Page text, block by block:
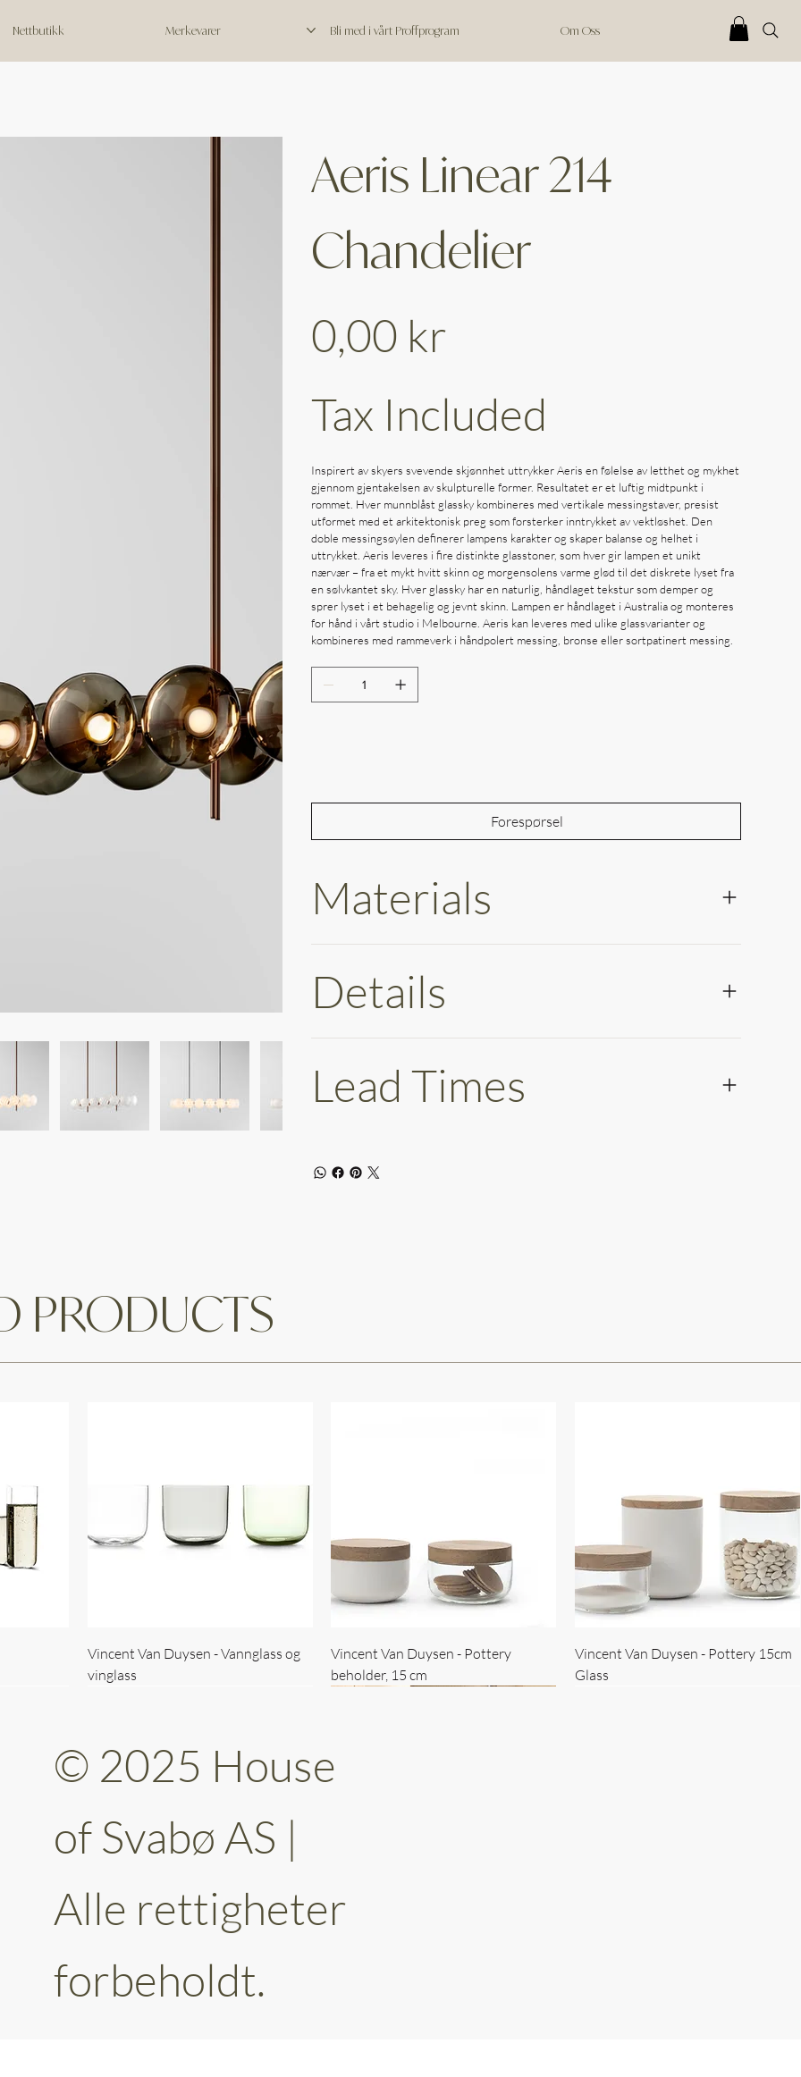
Nettbutikk Merkevarer Bli med i vårt Proffprogram Om Oss
Vincent Van Duysen - Vannglass og
vinglass
Vincent Van Duysen - Pottery
beholder, 15 cm
Vincent Van Duysen - Pottery 15cm
Glass
Vincent Van Duysen - kaffekopp sett
Vincent Van Duysen - Baderomsett
PRODUCTS
Aeris Linear 214
Chandelier
0,00 kr
Tax Included
Inspirert av skyers svevende skjønnhet uttrykker Aeris en følelse av letthet og mykhet
gjennom gjentakelsen av skulpturelle former. Resultatet er et luftig midtpunkt i
rommet. Hver munnblåst glassky kombineres med vertikale messingstaver, presist
utformet med et arkitektonisk preg som forsterker inntrykket av vektløshet. Den
doble messingsøylen definerer lampens karakter og skaper balanse og helhet i
uttrykket. Aeris leveres i fire distinkte glasstoner, som hver gir lampen et unikt
nærvær – fra et mykt hvitt skinn og morgensolens varme glød til det diskrete lyset fra
en sølvkantet sky. Hver glassky har en naturlig, håndlaget tekstur som demper og
sprer lyset i et behagelig og jevnt skinn. Lampen er håndlaget i Australia og monteres
for hånd i vårt studio i Melbourne. Aeris kan leveres med ulike glassvarianter og
kombineres med rammeverk i håndpolert messing, bronse eller sortpatinert messing.
Forespørsel
Materials
Details
Lead Times
© 2025 House
of Svabø AS |
Alle rettigheter
forbeholdt.